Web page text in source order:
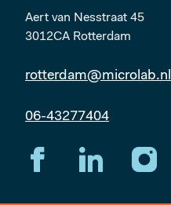
Aert van Nesstraat 45
3012CA Rotterdam
rotterdam@microlab.nl
06-43277404